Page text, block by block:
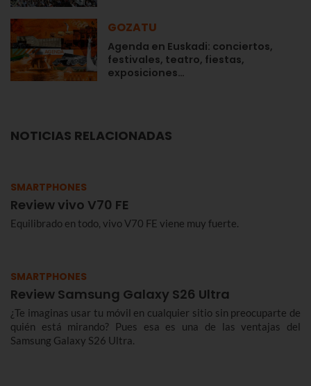
GOZATU
Agenda en Euskadi: conciertos,
festivales, teatro, fiestas,
exposiciones…
NOTICIAS RELACIONADAS
SMARTPHONES
Review vivo V70 FE
Equilibrado en todo, vivo V70 FE viene muy fuerte.
SMARTPHONES
Review Samsung Galaxy S26 Ultra
¿Te imaginas usar tu móvil en cualquier sitio sin preocuparte de
quién está mirando? Pues esa es una de las ventajas del
Samsung Galaxy S26 Ultra.